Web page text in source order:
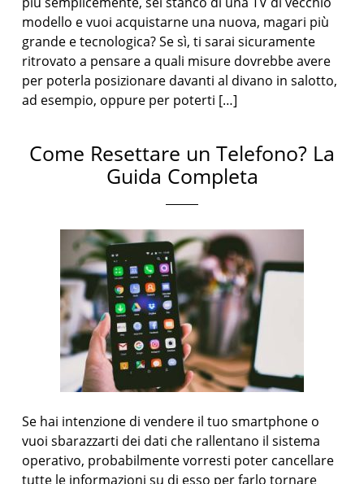
modello e vuoi acquistarne una nuova, magari più
grande e tecnologica? Se sì, ti sarai sicuramente
ritrovato a pensare a quali misure dovrebbe avere
per poterla posizionare davanti al divano in salotto,
ad esempio, oppure per poterti […]
Come Resettare un Telefono? La
Guida Completa
Se hai intenzione di vendere il tuo smartphone o
vuoi sbarazzarti dei dati che rallentano il sistema
operativo, probabilmente vorresti poter cancellare
tutte le informazioni su di esso per farlo tornare